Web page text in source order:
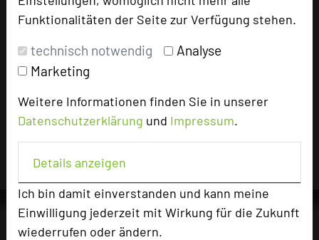
Funktionalitäten der Seite zur Verfügung stehen.
technisch notwendig
Analyse
Marketing
Weitere Informationen finden Sie in unserer
Datenschutzerklärung und Impressum.
Details anzeigen
Ich bin damit einverstanden und kann meine
Einwilligung jederzeit mit Wirkung für die Zukunft
wiederrufen oder ändern.
30 Tagen auf diesem Portal aufgerufen.
Impressum zum Hotel
Für die Verwendung der Bilder haben die jeweiligen Hotels die
verantwortlich.